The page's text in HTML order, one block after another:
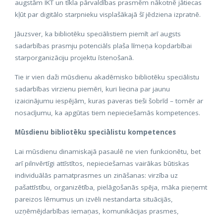
augstām IKT un tīkla pārvaldības prasmēm nākotnē jātiecas
kļūt par digitālo starpnieku visplašākajā šī jēdziena izpratnē.
Jāuzsver, ka bibliotēku speciālistiem piemīt arī augsts
sadarbības prasmju potenciāls plaša līmeņa kopdarbībai
starporganizāciju projektu īstenošanā.
Tie ir vien daži mūsdienu akadēmisko bibliotēku speciālistu
sadarbības virzienu piemēri, kuri liecina par jaunu
izaicinājumu iespējām, kuras paveras tieši šobrīd – tomēr ar
nosacījumu, ka apgūtas tiem nepieciešamās kompetences.
Mūsdienu bibliotēku speciālistu kompetences
Lai mūsdienu dinamiskajā pasaulē ne vien funkcionētu, bet
arī pilnvērtīgi attīstītos, nepieciešamas vairākas būtiskas
individuālās pamatprasmes un zināšanas: virzība uz
pašattīstību, organizētība, pielāgošanās spēja, māka pieņemt
pareizos lēmumus un izvēli nestandarta situācijās,
uzņēmējdarbības iemaņas, komunikācijas prasmes,